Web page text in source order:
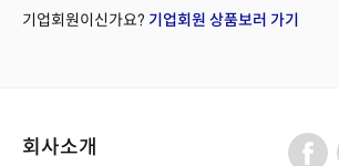
기업회원이신가요? 기업회원 상품보러 가기
회사소개